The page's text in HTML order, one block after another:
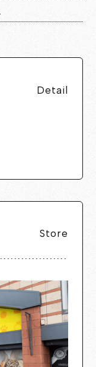
Detail
Store